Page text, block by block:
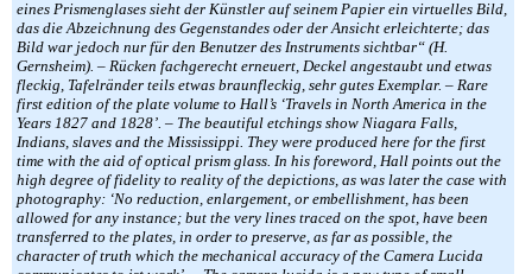
eines Prismenglases sieht der Künstler auf seinem Papier ein virtuelles Bild,
das die Abzeichnung des Gegenstandes oder der Ansicht erleichterte; das
Bild war jedoch nur für den Benutzer des Instruments sichtbar“ (H.
Gernsheim). – Rücken fachgerecht erneuert, Deckel angestaubt und etwas
fleckig, Tafelränder teils etwas braunfleckig, sehr gutes Exemplar. – Rare
first edition of the plate volume to Hall’s ‘Travels in North America in the
Years 1827 and 1828’. – The beautiful etchings show Niagara Falls,
Indians, slaves and the Mississippi. They were produced here for the first
time with the aid of optical prism glass. In his foreword, Hall points out the
high degree of fidelity to reality of the depictions, as was later the case with
photography: ‘No reduction, enlargement, or embellishment, has been
allowed for any instance; but the very lines traced on the spot, have been
transferred to the plates, in order to preserve, as far as possible, the
character of truth which the mechanical accuracy of the Camera Lucida